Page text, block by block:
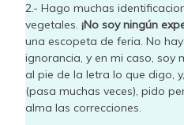
2.- Hago muchas
vegetales. ¡No soy ningún
una escopeta de feria. No
ignorancia, y en mi caso, soy
al pie de la letra lo que digo,
(pasa muchas veces), pido
alma las correcciones.